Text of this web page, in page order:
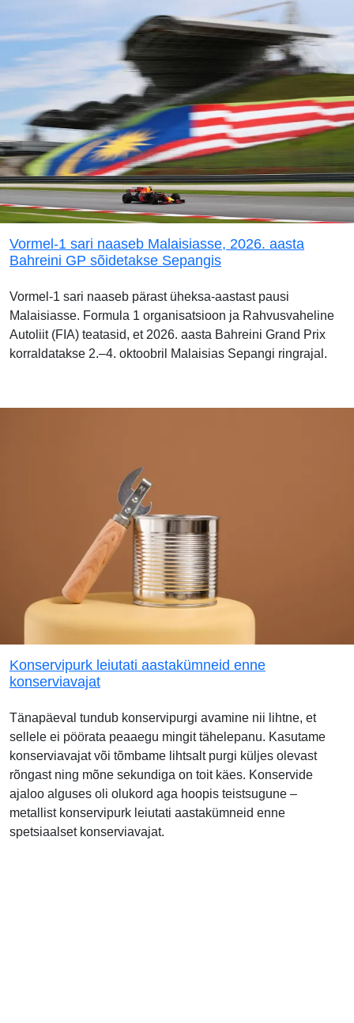
Vormel-1 sari naaseb Malaisiasse, 2026. aasta
Bahreini GP sõidetakse Sepangis
Vormel-1 sari naaseb pärast üheksa-aastast pausi
Malaisiasse. Formula 1 organisatsioon ja Rahvusvaheline
Autoliit (FIA) teatasid, et 2026. aasta Bahreini Grand Prix
korraldatakse 2.–4. oktoobril Malaisias Sepangi ringrajal.
Konservipurk leiutati aastakümneid enne
konserviavajat
Tänapäeval tundub konservipurgi avamine nii lihtne, et
sellele ei pöörata peaaegu mingit tähelepanu. Kasutame
konserviavajat või tõmbame lihtsalt purgi küljes olevast
rõngast ning mõne sekundiga on toit käes. Konservide
ajaloo alguses oli olukord aga hoopis teistsugune –
metallist konservipurk leiutati aastakümneid enne
spetsiaalset konserviavajat.